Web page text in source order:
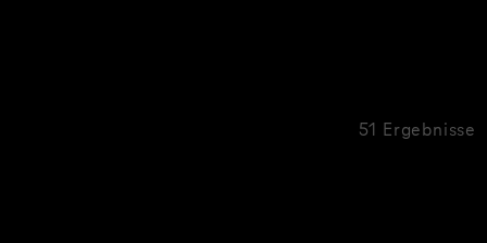
51 Ergebnisse